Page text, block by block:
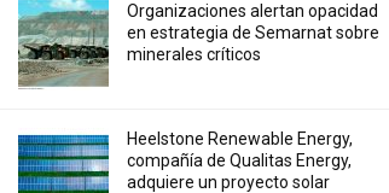
Organizaciones alertan opacidad
en estrategia de Semarnat sobre
minerales críticos
Heelstone Renewable Energy,
compañía de Qualitas Energy,
adquiere un proyecto solar